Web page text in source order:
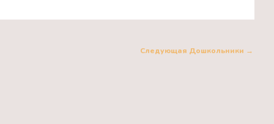
Следующая Дошкольники →